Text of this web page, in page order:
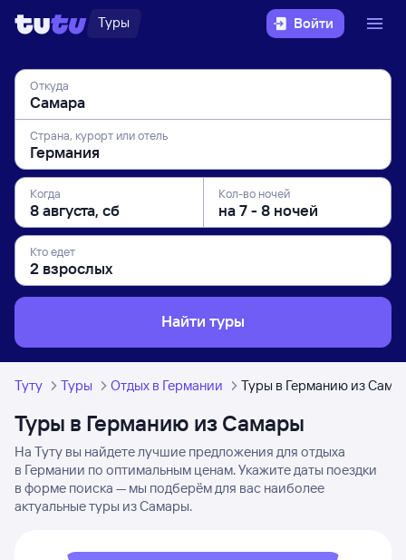
Туры Войти
Откуда
Страна, курорт или отель
Когда Кол-во ночей
Кто едет
Найти туры
Туту Туры Отдых в Германии Туры в Германию из
Туры в Германию из Самары
На Туту вы найдете лучшие предложения для отдыха
в Германии по оптимальным ценам. Укажите даты поездки
в форме поиска — мы подберём для вас наиболее
актуальные туры из Самары.